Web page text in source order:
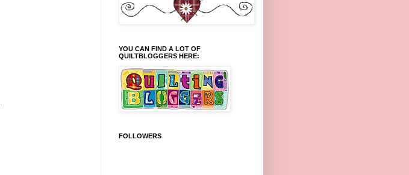
YOU CAN FIND A LOT OF
QUILTBLOGGERS HERE:
FOLLOWERS